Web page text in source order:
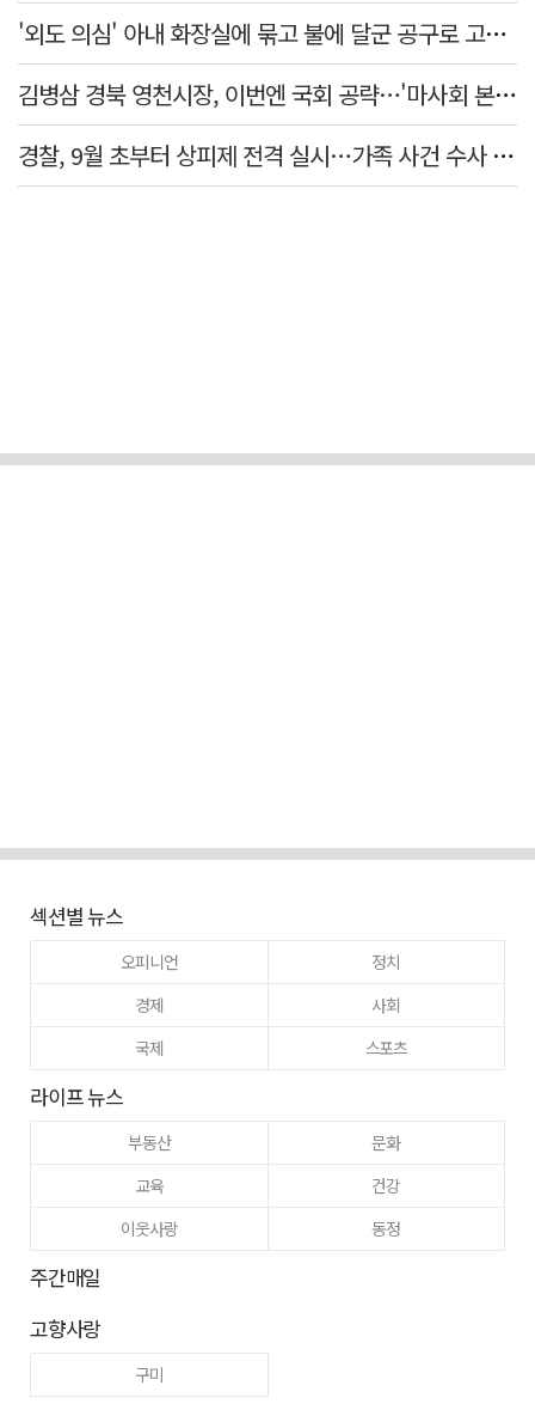
'외도 의심' 아내 화장실에 묶고 불에 달군 공구로 고문…남편 검거
김병삼 경북 영천시장, 이번엔 국회 공략…'마사회 본사 이전·광역교통망 확충' 요청
경찰, 9월 초부터 상피제 전격 실시…가족 사건 수사 못해
섹션별 뉴스
오피니언
정치
경제
사회
국제
스포츠
라이프 뉴스
부동산
문화
교육
건강
이웃사랑
동정
주간매일
고향사랑
구미